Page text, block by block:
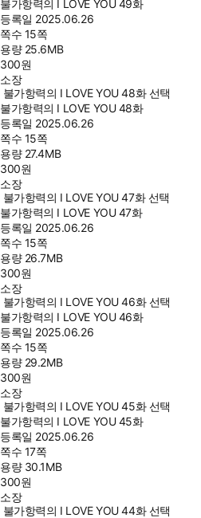
불가항력의 I LOVE YOU 49화
등록일 2025.06.26
쪽수 15쪽
용량 25.6MB
300원
소장
불가항력의 I LOVE YOU 48화 선택
불가항력의 I LOVE YOU 48화
등록일 2025.06.26
쪽수 15쪽
용량 27.4MB
300원
소장
불가항력의 I LOVE YOU 47화 선택
불가항력의 I LOVE YOU 47화
등록일 2025.06.26
쪽수 15쪽
용량 26.7MB
300원
소장
불가항력의 I LOVE YOU 46화 선택
불가항력의 I LOVE YOU 46화
등록일 2025.06.26
쪽수 15쪽
용량 29.2MB
300원
소장
불가항력의 I LOVE YOU 45화 선택
불가항력의 I LOVE YOU 45화
등록일 2025.06.26
쪽수 17쪽
용량 30.1MB
300원
소장
불가항력의 I LOVE YOU 44화 선택